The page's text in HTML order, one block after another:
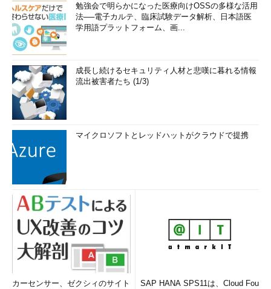
勉強会で明らかになった医療向けOSSの多様な活用
法──電子カルテ、臨床試験データ解析、日本語医
学用語プラットフォーム、画...
成長し続けるセキュリティ人材と悲嘆に暮れる情報
流出被害者たち (1/3)
マイクロソフトとレッドハットがクラウドで提携
カーセンサー、ゼクシィのサイト
SAP HANA SPS11は、Cloud Fou